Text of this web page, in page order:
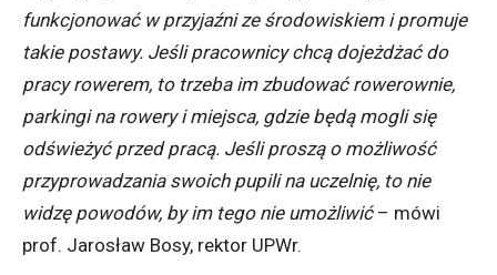
funkcjonować w przyjaźni ze środowiskiem i promuje
takie postawy. Jeśli pracownicy chcą dojeżdżać do
pracy rowerem, to trzeba im zbudować rowerownie,
parkingi na rowery i miejsca, gdzie będą mogli się
odświeżyć przed pracą. Jeśli proszą o możliwość
przyprowadzania swoich pupili na uczelnię, to nie
widzę powodów, by im tego nie umożliwić– mówi
prof. Jarosław Bosy, rektor UPWr.